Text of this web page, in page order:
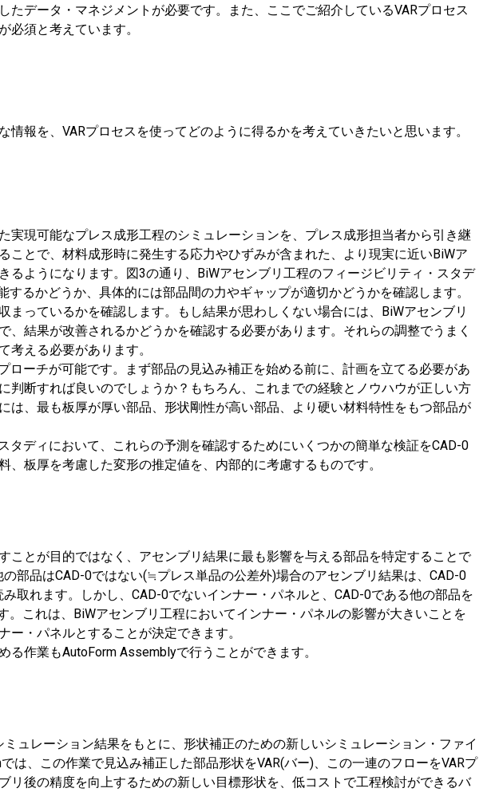
たデータ・マネジメントが必要です。また、ここでご紹介しているVARプロセス
必須と考えています。
報を、VARプロセスを使ってどのように得るかを考えていきたいと思います。
実現可能なプレス成形工程のシミュレーションを、プレス成形担当者から引き継
ことで、材料成形時に発生する応力やひずみが含まれた、より現実に近いBiWア
るようになります。図3の通り、BiWアセンブリ工程のフィージビリティ・スタデ
るかどうか、具体的には部品間の力やギャップが適切かどうかを確認します。
まっているかを確認します。もし結果が思わしくない場合には、BiWアセンブリ
結果が改善されるかどうかを確認する必要があります。それらの調整でうまく
考える必要があります。
ローチが可能です。まず部品の見込み補正を始める前に、計画を立てる必要があ
判断すれば良いのでしょうか？もちろん、これまでの経験とノウハウが正しい方
は、最も板厚が厚い部品、形状剛性が高い部品、より硬い材料特性をもつ部品が
タディにおいて、これらの予測を確認するためにいくつかの簡単な検証をCAD-0
板厚を考慮した変形の推定値を、内部的に考慮するものです。
ことが目的ではなく、アセンブリ結果に最も影響を与える部品を特定することで
部品はCAD-0ではない(≒プレス単品の公差外)場合のアセンブリ結果は、CAD-0
取れます。しかし、CAD-0でないインナー・パネルと、CAD-0である他の部品を
これは、BiWアセンブリ工程においてインナー・パネルの影響が大きいことを
・パネルとすることが決定できます。
作業もAutoForm Assemblyで行うことができます。
ュレーション結果をもとに、形状補正のための新しいシミュレーション・ファイ
は、この作業で見込み補正した部品形状をVAR(バー)、この一連のフローをVARプ
リ後の精度を向上するための新しい目標形状を、低コストで工程検討ができるバ